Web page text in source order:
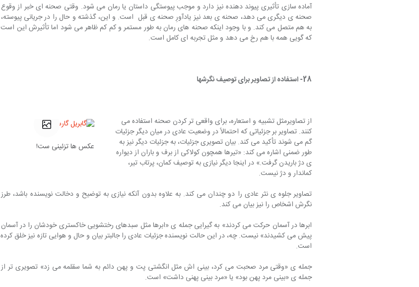
آماده سازی تأثیری پیوند دهنده نیز دارد و موجب پیوستگی داستان یا رمان می شود. وقتی صحنه ای خبر از وقوع
صحنه ی دیگری می دهد، صحنه ی بعد نیز یادآورِ صحنه ی قبل  است. و این، گذشته و حال را در جریانی پیوسته،
به هم متصل می کند. و با وجود اینکه صحنه های رمان به طور مستمر و کم کم ظاهر می شود اما تأثیرش این است
که گویی همه با هم رخ می دهد و مثل تجربه ای کامل است.
28- استفاده از تصاویر برای توصیف نگرشها
عکس ها تزئینی ست!
از تصاویرمثل تشبیه و استعاره، برای واقعی تر کردن صحنه استفاده می
کنند. تصاویر بر جزئیاتی که احتمالاً در وضعیت عادی در میان دیگر جزئیات
گم می شوند تأکید می کند. بیان تصویری جزئیات، به جزئیات دیگر نیز به
طور ضمنی اشاره می کند: «تیرها همچون کولاکی از برف و باران از دیواره
ی دژ باریدن گرفت.» در اینجا دیگر نیازی به توصیف کمان، پرتاب تیر،
کماندار و دژ نیست.
تصاویر جلوه ی نثر عادی را دو چندان می کند. به علاوه بدون آنکه نیازی به توضیح و دخالت نویسنده باشد، طرز
نگرش اشخاص را نیز بیان می کند.
ابرها در آسمان حرکت می کردند» به گیرایی جمله ی «ابرها مثل سبدهای رختشویی خاکستری خودشان را در آسمان
پیش می کشیدند» نیست. چه، در این حالت نویسنده جزئیات عادی را جالبتر بیان و حال و هوایی تازه نیز خلق کرده
است.
جمله ی «وقتی مرد صحبت می کرد، بینی اش مثل انگشتی پت و پهن دائم به شما سقلمه می زد» تصویری تر از
جمله ی «بینی مرد پهن بود» یا «مرد بینی پهنی داشت» است.